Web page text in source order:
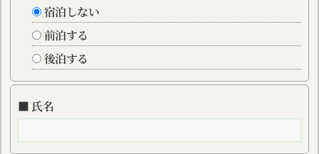
宿泊しない
前泊する
後泊する
■ 氏名